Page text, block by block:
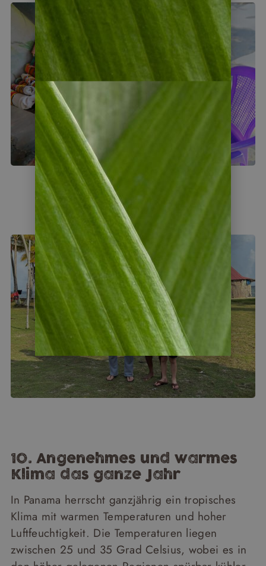
10. Angenehmes und warmes
Klima das ganze Jahr
In Panama herrscht ganzjährig ein tropisches
Klima mit warmen Temperaturen und hoher
Luftfeuchtigkeit. Die Temperaturen liegen
zwischen 25 und 35 Grad Celsius, wobei es in